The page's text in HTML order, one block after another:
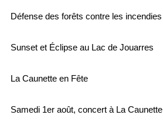
Défense des forêts contre les incendies
Sunset et Éclipse au Lac de Jouarres
La Caunette en Fête
Samedi 1er août, concert à La Caunette